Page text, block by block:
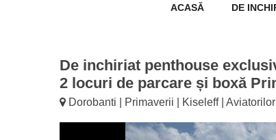
ACASĂ DE
De inchiriat penthouse
2 locuri de parcare și boxă
Dorobanti | Primaverii | Kiseleff | Aviatorilor